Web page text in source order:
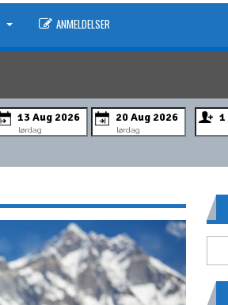
ANMELDELSER
lørdag lørdag